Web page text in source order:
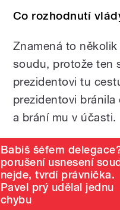
Co rozhodnutí
Znamená to
soudu, protože ten
prezidentovi tu
prezidentovi
a brání mu v účasti.
Babiš šéfem
porušení usnesení
nejde, tvrdí právnička.
Pavel prý udělal jednu
chybu